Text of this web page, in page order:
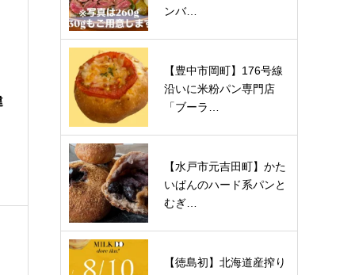
ンバ…
【豊中市岡町】176号線
沿いに米粉パン専門店
「ブーラ…
【水戸市元吉田町】かた
いぱんのハード系パンと
むぎ…
【徳島初】北海道産搾り